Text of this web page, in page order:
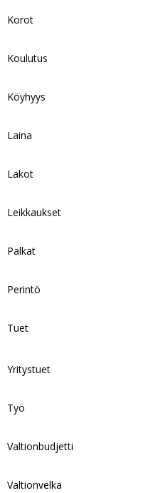
Korot
Koulutus
Köyhyys
Laina
Lakot
Leikkaukset
Palkat
Perintö
Tuet
Yritystuet
Työ
Valtionbudjetti
Valtionvelka